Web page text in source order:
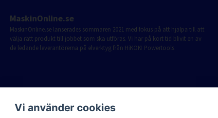
MaskinOnline.se
MaskinOnline.se lanserades sommaren 2021 med fokus på att hjälpa till att
välja rätt produkt till jobbet som ska utföras. Vi har på kort tid blivit en av
de ledande leverantörerna på elverktyg från HiKOKI Powertools.
Vi använder cookies